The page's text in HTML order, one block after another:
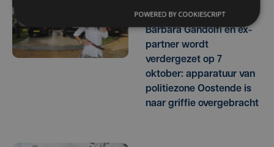
Pros­ti­tu­tie­zaak tegen
Bar­ba­ra Gan­dol­fi en ex-
part­ner wordt
verdergezet op 7
oktober: apparatuur van
politiezone Oostende is
naar griffie overgebracht
POWERED BY COOKIESCRIPT